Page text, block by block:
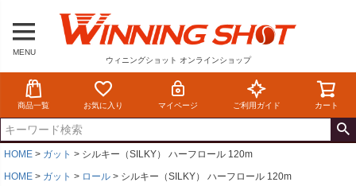
ウィニングショット オンラインシ
ョップ
ガイド
MENU
ウィニングショット オンラインショップ
商品一覧 お気に入り マイページ ご利用ガイド カート
HOME ガット
シルキー（SILKY） ハーフロール 120m
HOME
ガット ロール シルキー（SILKY） ハーフロール 120m